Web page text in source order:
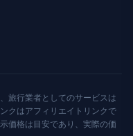
旅行業者としてのサービスは
クはアフィリエイトリンクで
価格は目安であり、実際の価